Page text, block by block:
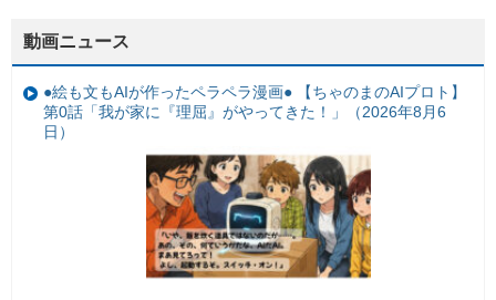
動画ニュース
●絵も文もAIが作ったペラペラ漫画● 【ちゃのまのAIプロト】
第0話「我が家に『理屈』がやってきた！」（2026年8月6
日）